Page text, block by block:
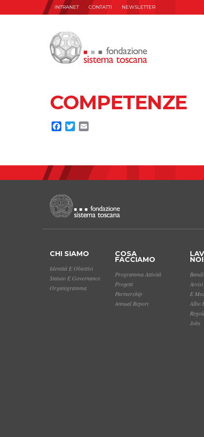
INTRANET CONTATTI NEWSLETTER
COMPETENZE
Facebook
Twitter
CHI SIAMO
Identità E Obiettivi
Statuto E Governance
Organigramma
COSA
FACCIAMO
Programma Attività
Progetti
Partnership
Annual Report
NOI
E
Albo
Jobs